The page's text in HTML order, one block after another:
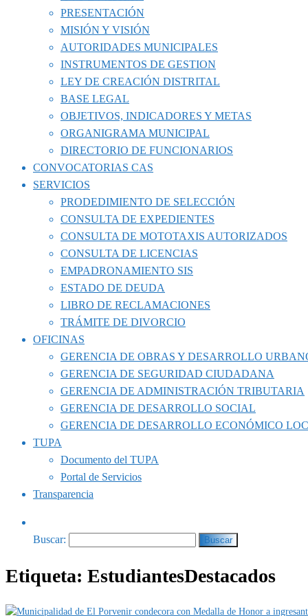
PRESENTACIÓN
MISIÓN Y VISIÓN
AUTORIDADES MUNICIPALES
INSTRUMENTOS DE GESTION
LEY DE CREACIÓN DISTRITAL
BASE LEGAL
OBJETIVOS, INDICADORES Y METAS
ORGANIGRAMA MUNICIPAL
DIRECTORIO DE FUNCIONARIOS
CONVOCATORIAS CAS
SERVICIOS
PRODEDIMIENTO DE SELECCIÓN
CONSULTA DE EXPEDIENTES
CONSULTA DE MOTOTAXIS AUTORIZADOS
CONSULTA DE LICENCIAS
EMPADRONAMIENTO SIS
ESTADO DE DEUDA
LIBRO DE RECLAMACIONES
TRÁMITE DE DIVORCIO
OFICINAS
GERENCIA DE OBRAS Y DESARROLLO
GERENCIA DE SEGURIDAD CIUDADANA
GERENCIA DE ADMINISTRACIÓN TRIBUTARIA
GERENCIA DE DESARROLLO SOCIAL
GERENCIA DE DESARROLLO ECONÓMICO
TUPA
Documento del TUPA
Portal de Servicios
Transparencia
Buscar:
Etiqueta: EstudiantesDestacados